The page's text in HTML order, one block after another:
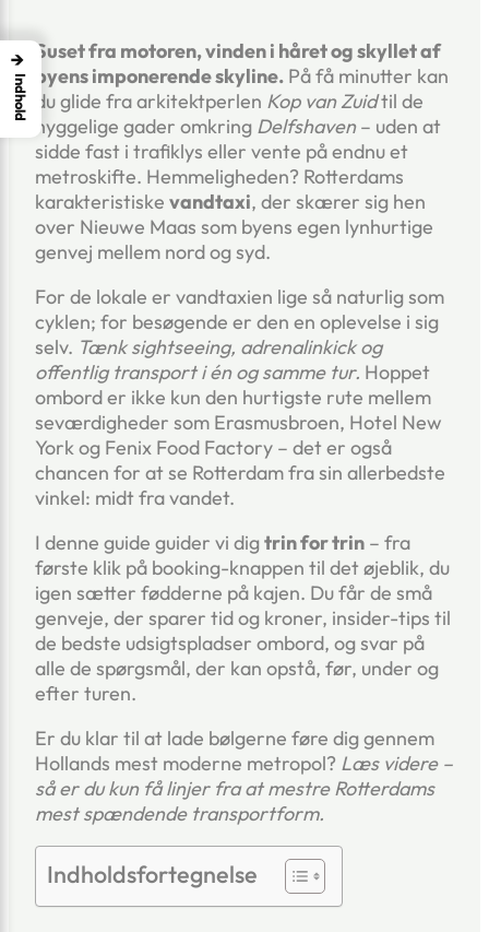
Suset fra motoren, vinden i håret og skyllet af
byens imponerende skyline. På få minutter kan
du glide fra arkitektperlen Kop van Zuidtil de
hyggelige gader omkring Delfshaven– uden at
sidde fast i trafiklys eller vente på endnu et
metroskifte. Hemmeligheden? Rotterdams
karakteristiske vandtaxi, der skærer sig hen
over Nieuwe Maas som byens egen lynhurtige
genvej mellem nord og syd.
For de lokale er vandtaxien lige så naturlig som
cyklen; for besøgende er den en oplevelse i sig
selv. Tænk sightseeing, adrenalinkick og
offentlig transport i én og samme tur. Hoppet
ombord er ikke kun den hurtigste rute mellem
seværdigheder som Erasmusbroen, Hotel New
York og Fenix Food Factory – det er også
chancen for at se Rotterdam fra sin allerbedste
vinkel: midt fra vandet.
I denne guide guider vi digtrin for trin – fra
første klik på booking-knappen til det øjeblik, du
igen sætter fødderne på kajen. Du får de små
genveje, der sparer tid og kroner, insider-tips til
de bedste udsigtspladser ombord, og svar på
alle de spørgsmål, der kan opstå, før, under og
efter turen.
Er du klar til at lade bølgerne føre dig gennem
Hollands mest moderne metropol? Læs videre –
så er du kun få linjer fra at mestre Rotterdams
mest spændende transportform.
Indholdsfortegnelse
→
Indhold